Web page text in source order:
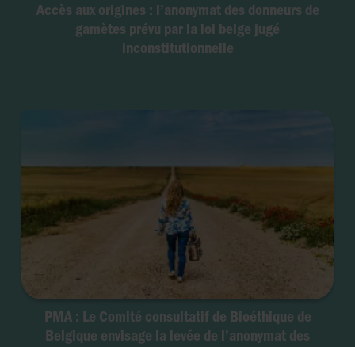
Accès aux origines : l’anonymat des donneurs de
gamètes prévu par la loi belge jugé
inconstitutionnelle
PMA : Le Comité consultatif de Bioéthique de
Belgique envisage la levée de l’anonymat des